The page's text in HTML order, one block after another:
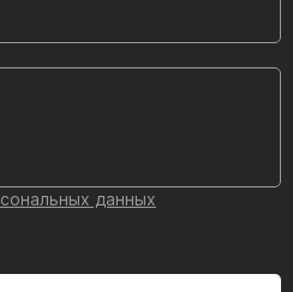
данных